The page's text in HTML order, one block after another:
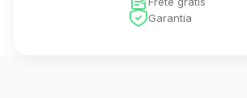
Garantia